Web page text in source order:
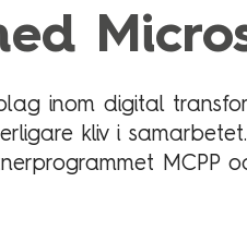
inom digital
kliv i
MCPP